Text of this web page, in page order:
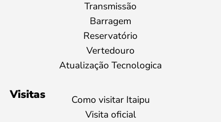
Transmissão
Barragem
Reservatório
Vertedouro
Atualização Tecnologica
Visitas
Como visitar Itaipu
Visita oficial